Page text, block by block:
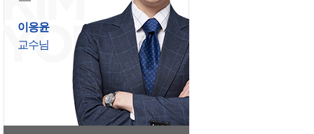
이응윤
교수님